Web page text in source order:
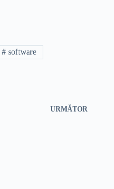
# software
URMĂTOR